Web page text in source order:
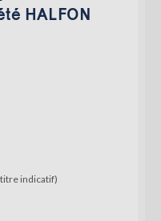
HALFON
indicatif)